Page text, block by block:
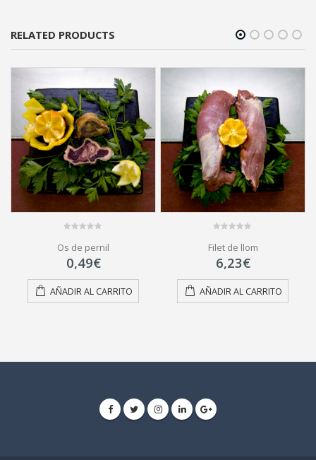
RELATED PRODUCTS
out
5
Os de pernil
0,49€
AÑADIR AL CARRITO
out
5
Filet de llom
6,23€
AÑADIR AL CARRITO